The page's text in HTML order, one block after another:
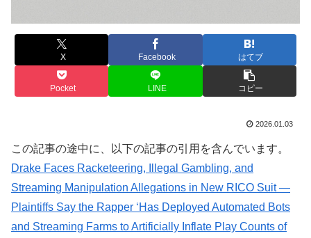
X Facebook はてブ
Pocket LINE コピー
2026.01.03
この記事の途中に、以下の記事の引用を含んでいます。
Drake Faces Racketeering, Illegal Gambling, and
Streaming Manipulation Allegations in New RICO Suit —
Plaintiffs Say the Rapper ‘Has Deployed Automated Bots
and Streaming Farms to Artificially Inflate Play Counts of